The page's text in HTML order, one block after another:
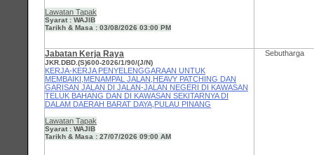
Lawatan Tapak
Syarat : WAJIB
Tarikh & Masa : 03/08/2026 03:00 PM
Jabatan Kerja Raya
JKR.DBD.(S)600-2026/1/90/(J/N)
KERJA-KERJA PENYELENGGARAAN UNTUK
MEMBAIKI,MENAMPAL JALAN,HEAVY PATCHING DAN
GARISAN JALAN DI JALAN-JALAN NEGERI DI KAWASAN
TELUK BAHANG DAN DI KAWASAN SEKITARNYA DI
DALAM DAERAH BARAT DAYA,PULAU PINANG
Lawatan Tapak
Syarat : WAJIB
Tarikh & Masa : 27/07/2026 09:00 AM
Sebutharga